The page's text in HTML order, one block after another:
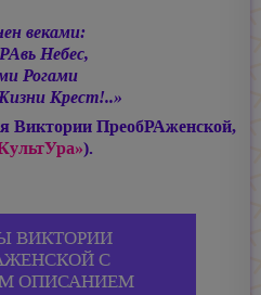
веками:
Небес,
Рогами
Крест!..»
Виктории ПреобРАженской,
).
ВИКТОРИИ
С
ОПИСАНИЕМ